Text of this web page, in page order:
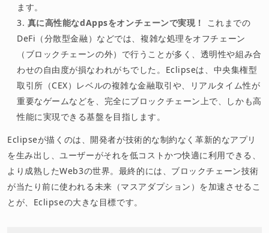
ます。
真に高性能なdAppsをオンチェーンで実現！
これまでの
DeFi（分散型金融）などでは、複雑な処理をオフチェーン
（ブロックチェーンの外）で行うことが多く、透明性や組み合
わせの自由度が損なわれがちでした。Eclipseは、中央集権型
取引所（CEX）レベルの複雑な金融取引や、リアルタイム性が
重要なゲームなどを、完全にブロックチェーン上で、しかも高
性能に実現できる基盤を目指します。
Eclipseが描くのは、開発者が技術的な制約なく革新的なアプリ
を生み出し、ユーザーがそれを低コストかつ快適に利用できる、
より成熟したWeb3の世界。最終的には、ブロックチェーン技術
が当たり前に使われる未来（マスアダプション）を加速させるこ
とが、Eclipseの大きな目標です。